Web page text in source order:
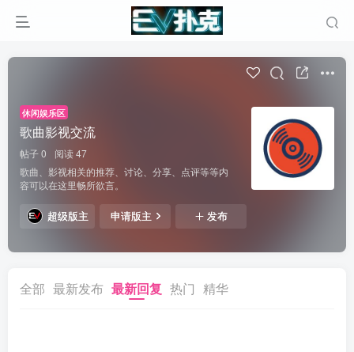
休闲娱乐区
歌曲影视交流
帖子 0
阅读 47
歌曲、影视相关的推荐、讨论、分享、点评等等内
容可以在这里畅所欲言。
超级版主 申请版主 发布
全部 最新发布 最新回复 热门 精华